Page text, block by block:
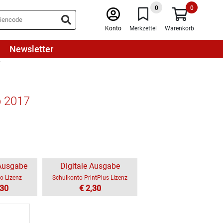
Konto
0
Merkzettel
0
Warenkorb
Newsletter
2017
Lizenz
Digitale Ausgabe
Schulkonto PrintPlus Lizenz
€ 2,30